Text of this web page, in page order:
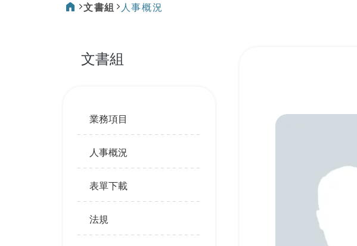
文書組 人事概況
文書組
業務項目
人事概況
表單下載
法規